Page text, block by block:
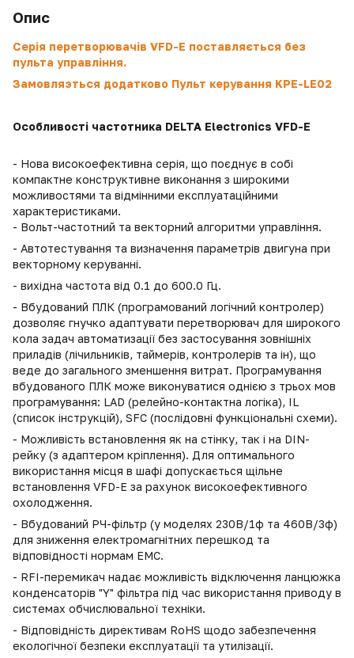
Опис
Серія перетворювачів VFD-E поставляється без
пульта управління.
Замовляэться додатково Пульт керування KPE-LE02
Особливості частотника DELTA Electronics VFD-E
- Нова високоефективна серія, що поєднує в собі
компактне конструктивне виконання з широкими
можливостями та відмінними експлуатаційними
характеристиками.
- Вольт-частотний та векторний алгоритми управління.
- Автотестування та визначення параметрів двигуна при
векторному керуванні.
- вихідна частота від 0.1 до 600.0 Гц.
- Вбудований ПЛК (програмований логічний контролер)
дозволяє гнучко адаптувати перетворювач для широкого
кола задач автоматизації без застосування зовнішніх
приладів (лічильників, таймерів, контролерів та ін), що
веде до загального зменшення витрат. Програмування
вбудованого ПЛК може виконуватися однією з трьох мов
програмування: LAD (релейно-контактна логіка), IL
(список інструкцій), SFC (послідовні функціональні схеми).
- Можливість встановлення як на стінку, так і на DIN-
рейку (з адаптером кріплення). Для оптимального
використання місця в шафі допускається щільне
встановлення VFD-E за рахунок високоефективного
охолодження.
- Вбудований РЧ-фільтр (у моделях 230В/1ф та 460В/3ф)
для зниження електромагнітних перешкод та
відповідності нормам ЕМС.
- RFI-перемикач надає можливість відключення ланцюжка
конденсаторів "Y" фільтра під час використання приводу в
системах обчислювальної техніки.
- Відповідність директивам RoHS щодо забезпечення
екологічної безпеки експлуатації та утилізації.